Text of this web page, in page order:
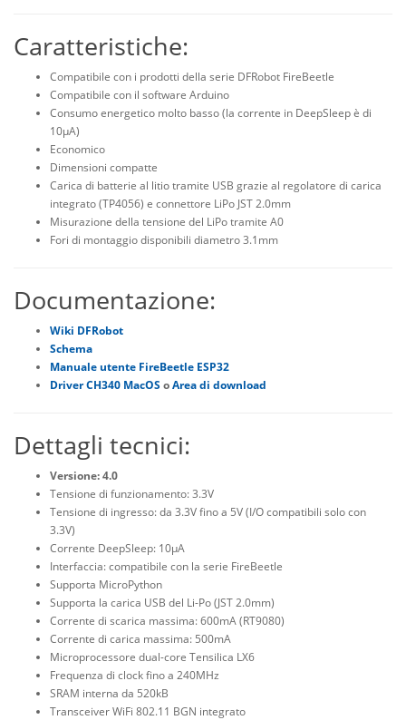
Caratteristiche:
Compatibile con i prodotti della serie DFRobot FireBeetle
Compatibile con il software Arduino
Consumo energetico molto basso (la corrente in DeepSleep è di
10μA)
Economico
Dimensioni compatte
Carica di batterie al litio tramite USB grazie al regolatore di carica
integrato (TP4056) e connettore LiPo JST 2.0mm
Misurazione della tensione del LiPo tramite A0
Fori di montaggio disponibili diametro 3.1mm
Documentazione:
Wiki DFRobot
Schema
Manuale utente FireBeetle ESP32
Driver CH340 MacOSoArea di download
Dettagli tecnici:
Versione: 4.0
Tensione di funzionamento: 3.3V
Tensione di ingresso: da 3.3V fino a 5V (I/O compatibili solo con
3.3V)
Corrente DeepSleep: 10μA
Interfaccia: compatibile con la serie FireBeetle
Supporta MicroPython
Supporta la carica USB del Li-Po (JST 2.0mm)
Corrente di scarica massima: 600mA (RT9080)
Corrente di carica massima: 500mA
Microprocessore dual-core Tensilica LX6
Frequenza di clock fino a 240MHz
SRAM interna da 520kB
Transceiver WiFi 802.11 BGN integrato